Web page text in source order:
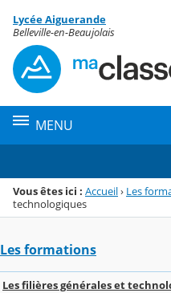
Menu de la rubrique
Contenu
Lycée Aiguerande
Belleville-en-Beaujolais
MENU
Vous êtes ici : Accueil› Les
technologiques
Les formations
Les filières générales et